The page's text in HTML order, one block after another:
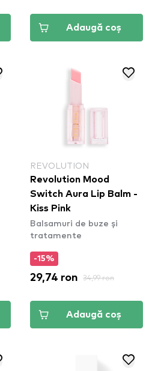
Adaugă coș
REVOLUTION
Revolution Mood
Switch Aura Lip Balm -
Kiss Pink
Balsamuri de buze și
tratamente
-15%
29,74 ron 34,99 ron
Adaugă coș